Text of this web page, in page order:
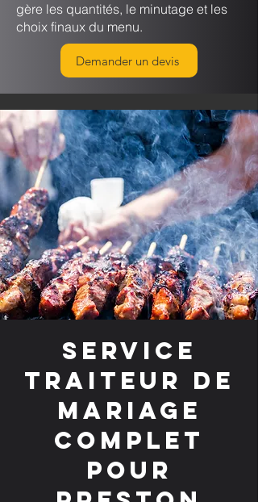
gère les quantités, le minutage et les
choix finaux du menu.
Demander un devis
Service
traiteur de
mariage
complet
pour